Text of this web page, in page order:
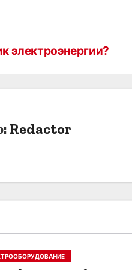
электроэнергии?
Redactor